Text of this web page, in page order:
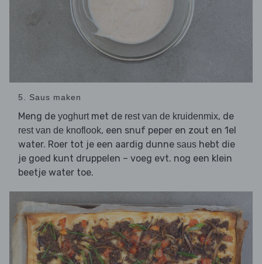
5. Saus maken
Meng de yoghurtmet de rest van de kruidenmix, de
rest van de knoflook, een snuf peper en zout en 1el
water. Roer tot je een aardig dunne saus hebt die
je goed kunt druppelen – voeg evt. nog een klein
beetje water toe.